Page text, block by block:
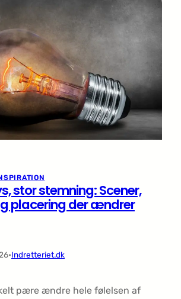
stor stemning: Scener,
placering der ændrer
•Indretteriet.dk
pære ændre hele følelsen af